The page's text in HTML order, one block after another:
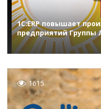
1С:ERP повышает
предприятий Группы
1615